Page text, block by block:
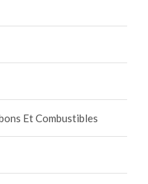
Et Combustibles